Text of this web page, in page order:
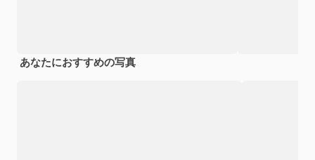
あなたにおすすめの写真